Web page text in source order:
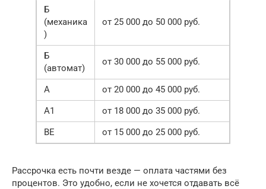
Б
(механика
)
от 25 000 до 50 000 руб.
Б
(автомат)
от 30 000 до 55 000 руб.
А
от 20 000 до 45 000 руб.
А1
от 18 000 до 35 000 руб.
ВЕ
от 15 000 до 25 000 руб.
Рассрочка есть почти везде — оплата частями без
процентов. Это удобно, если не хочется отдавать всё